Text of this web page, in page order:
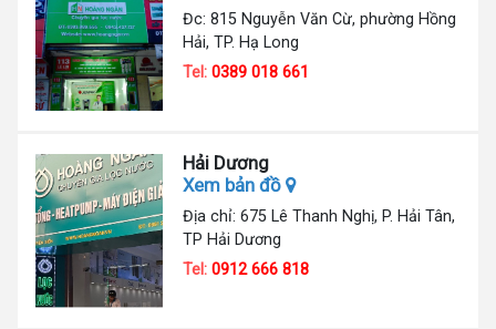
Đc: 815 Nguyễn Văn Cừ, phường Hồng
Hải, TP. Hạ Long
Tel:0389 018 661
Hải Dương
Xem bản đồ
Địa chỉ: 675 Lê Thanh Nghị, P. Hải Tân,
TP Hải Dương
Tel:0912 666 818